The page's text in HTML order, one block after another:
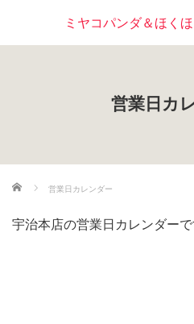
ミヤコパンダ＆ほく
営業日カ
ホーム 営業日カレンダー
宇治本店の営業日カレンダー